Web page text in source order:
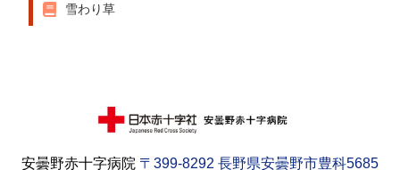
雪わり草
安曇野赤十字病院 〒399-8292 長野県安曇野市豊科5685